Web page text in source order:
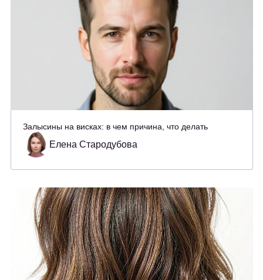
Залысины на висках: в чем причина, что делать
Елена Стародубова